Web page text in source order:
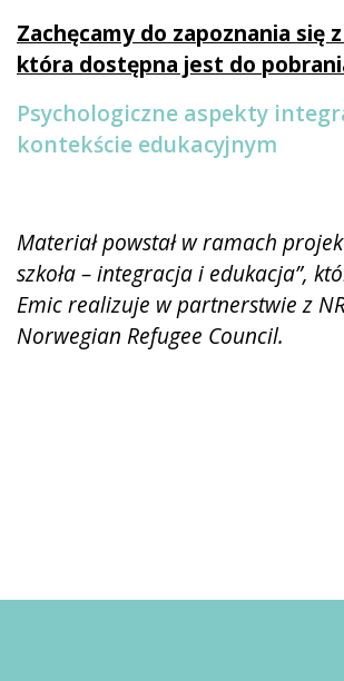
Zachęcamy do zapoznania się
która dostępna jest do
Psychologiczne aspekty
kontekście edukacyjnym
Materiał powstał w ramach
szkoła – integracja i edukacja”,
Emic realizuje w partnerstwie z
Norwegian Refugee Council.